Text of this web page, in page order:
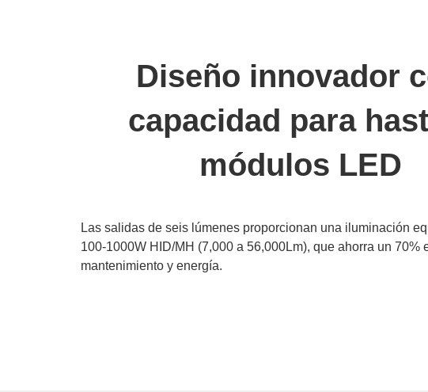
Diseño innovador
capacidad para
módulos LED
Las salidas de seis lúmenes proporcionan una iluminación
100-1000W HID/MH (7,000 a 56,000Lm), que ahorra un 70%
mantenimiento y energía.